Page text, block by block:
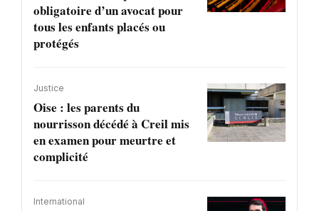
obligatoire d’un avocat pour
tous les enfants placés ou
protégés
Justice
Oise : les parents du
nourrisson décédé à Creil mis
en examen pour meurtre et
complicité
International